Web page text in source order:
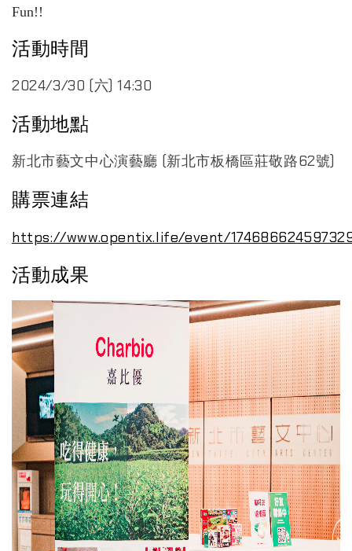
Fun!!
活動時間
2024/3/30 (六) 14:30
活動地點
新北市藝文中心演藝廳 (新北市板橋區莊敬路62號)
購票連結
https://www.opentix.life/event/
活動成果